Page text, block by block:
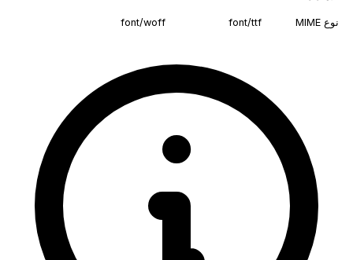
نوع MIME font/ttf
font/woff